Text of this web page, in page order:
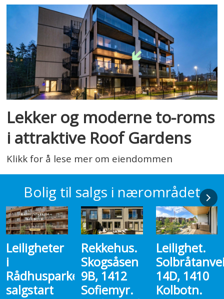
Lekker og moderne to-roms
i attraktive Roof Gardens
Klikk for å lese mer om eiendommen
Bolig til salgs i nærområdet
Rekkehus.
Skogsåsen
9B, 1412
Sofiemyr.
Leilighet.
Solbråtanveien
14D, 1410
Kolbotn.
Leilighet.
Theodor
Hansens
vei 12A,